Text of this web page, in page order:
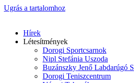
Ugrás a tartalomhoz
Hírek
Létesítmények
Dorogi Sportcsarnok
Nipl Stefánia Uszoda
Buzánszky Jenő Labdarúgó
Dorogi Teniszcentrum